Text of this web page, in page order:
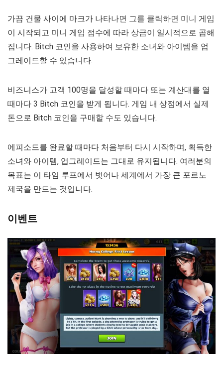
가끔 건물 사이에 마크가 나타나면 그를 클릭하면 미니 게임
이 시작되고 미니 게임 점수에 따라 상금이 일시적으로 곱해
집니다. Bitch 코인을 사용하여 보유한 소녀와 아이템을 업
그레이드할 수 있습니다.
비즈니스가 고객 100명을 달성할 때마다 또는 계산대를 열
때마다 3 Bitch 코인을 받게 됩니다. 게임 내 상점에서 실제
돈으로 Bitch 코인을 구매할 수도 있습니다.
에피소드를 완료할 때마다 처음부터 다시 시작하며, 획득한
소녀와 아이템, 업그레이드는 그대로 유지됩니다. 여러분의
목표는 이 타임 루프에서 벗어나 세계에서 가장 큰 포르노
제국을 만드는 것입니다.
이벤트